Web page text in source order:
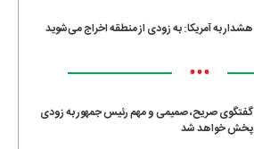
هشدار به آمریکا: به زودی از منطقه اخراج می‌شوید
•••
گفتگوی صریح، صمیمی و مهم رئیس جمهور به زودی
پخش خواهد شد